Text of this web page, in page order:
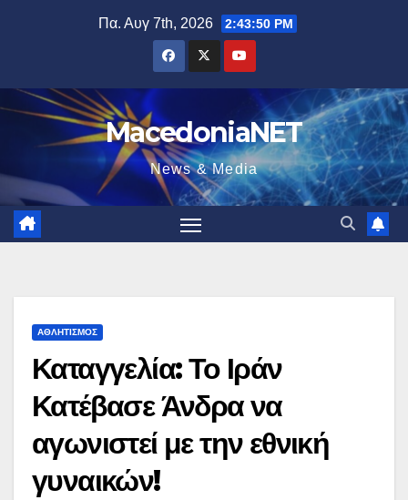
Πα. Αυγ 7th, 2026 2:43:51 PM
MacedoniaNET
News & Media
ΑΘΛΗΤΙΣΜΌΣ
Καταγγελία: Το Ιράν
Κατέβασε Άνδρα να
αγωνιστεί με την εθνική
γυναικών!